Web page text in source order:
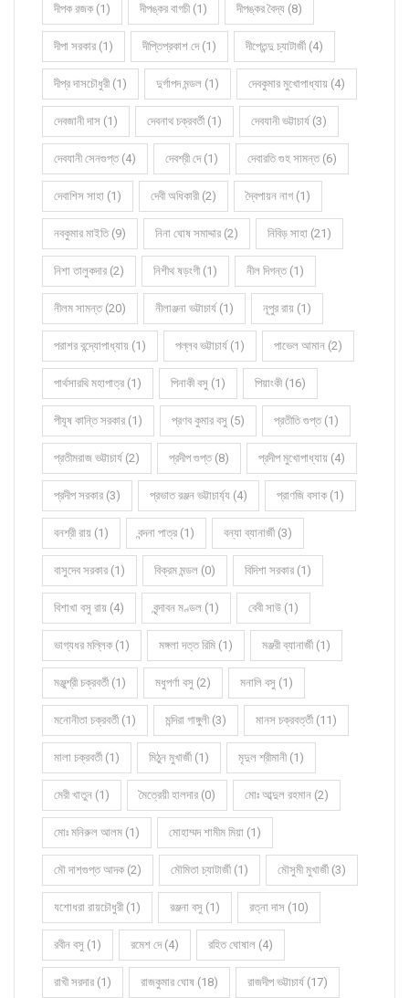
দীপক রজক (1) দীপঙ্কর বাগচী (1) দীপঙ্কর বৈদ্য (8)
দীপা সরকার (1) দীপ্তিপ্রকাশ দে (1) দীপ্তেন্দু চ্যাটার্জী (4)
দীপ্র দাসচৌধুরী (1) দুর্গাপদ মন্ডল (1) দেবকুমার মুখোপাধ্যায় (4)
দেবজানী দাস (1) দেবনাথ চক্রবর্তী (1) দেবযানী ভট্টাচার্য (3)
দেবযানী সেনগুপ্ত (4) দেবশ্রী দে (1) দেবারতি গুহ সামন্ত (6)
দেবাশিস সাহা (1) দেবী অধিকারী (2) দ্বৈপায়ন নাগ (1)
নবকুমার মাইতি (9) নিনা ঘোষ সমাদ্দার (2) নিবিড় সাহা (21)
নিশা তালুকদার (2) নিশীথ ষড়ংগী (1) নীল দিগন্ত (1)
নীলম সামন্ত (20) নীলাঞ্জনা ভট্টাচার্য (1) নূপুর রায় (1)
পরাশর বন্দ্যোপাধ্যায় (1) পল্লব ভট্টাচার্য (1) পাভেল আমান (2)
পার্থসারথি মহাপাত্র (1) পিনাকী বসু (1) পিয়াংকী (16)
পীযূষ কান্তি সরকার (1) প্রণব কুমার বসু (5) প্রতীতি গুপ্ত (1)
প্রতীমরাজ ভট্টাচার্য (2) প্রদীপ গুপ্ত (8) প্রদীপ মুখোপাধ্যায় (4)
প্রদীপ সরকার (3) প্রভাত রঞ্জন ভট্টাচার্য্য (4) প্রাণজি বসাক (1)
বনশ্রী রায় (1) বন্দনা পাত্র (1) বন্যা ব্যানার্জী (3)
বাসুদেব সরকার (1) বিক্রম মন্ডল (0) বিদিশা সরকার (1)
বিশাখা বসু রায় (4) বৃন্দাবন মণ্ডল (1) বেবী সাউ (1)
ভাগ্যধর মল্লিক (1) মঙ্গলা দত্ত রিমি (1) মঞ্জরী ব্যানার্জী (1)
মঞ্জুশ্রী চক্রবর্তী (1) মধুপর্ণা বসু (2) মনালি বসু (1)
মনোনীতা চক্রবর্তী (1) মন্দিরা গাঙ্গুলী (3) মানস চক্রবর্ত্তী (11)
মালা চক্রবর্তী (1) মিঠুন মুখার্জী (1) মৃদুল শ্রীমানী (1)
মেরী খাতুন (1) মৈত্রেয়ী হালদার (0) মোঃ আব্দুল রহমান (2)
মোঃ মনিরুল আলম (1) মোহাম্মদ শামীম মিয়া (1)
মৌ দাশগুপ্ত আদক (2) মৌমিতা চ্যাটার্জী (1) মৌসুমী মুখার্জী (3)
যশোধরা রায়চৌধুরী (1) রঞ্জনা বসু (1) রত্না দাস (10)
রবীন বসু (1) রমেশ দে (4) রহিত ঘোষাল (4)
রাখী সরদার (1) রাজকুমার ঘোষ (18) রাজদীপ ভট্টাচার্য (17)